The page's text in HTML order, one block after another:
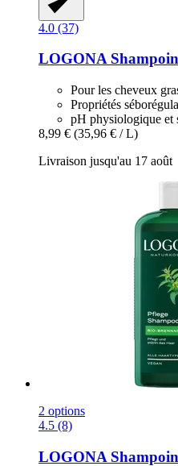
4.0 (37)
LOGONA
Pour les cheveux
Propriétés
pH physiologique et
8,99 € (35,96 € / L)
Livraison jusqu'au 17 août
2 options
4.5 (8)
LOGONA